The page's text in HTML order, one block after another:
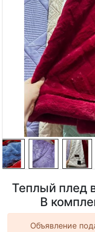
Теплый плед
В
Объявление